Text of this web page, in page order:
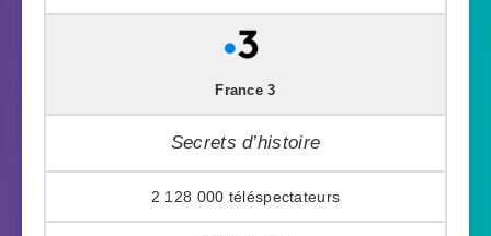
France 3
Secrets d’histoire
2 128 000